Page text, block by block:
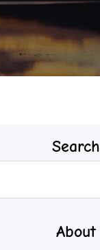
Search
About